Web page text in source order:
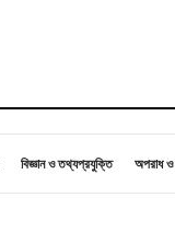
বিজ্ঞান ও তথ্যপ্রযুক্তি অপরাধ